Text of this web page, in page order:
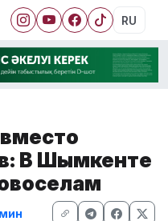
RU
В Шымкенте